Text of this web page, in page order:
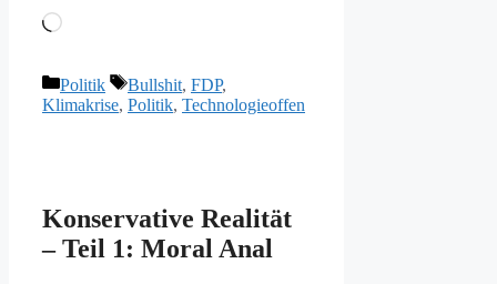
Wird
Kategorien
Politik Schlagwörter
Bullshit, FDP,
Klimakrise, Politik, Technologieoffen
Konservative Realität
– Teil 1: Moral Anal